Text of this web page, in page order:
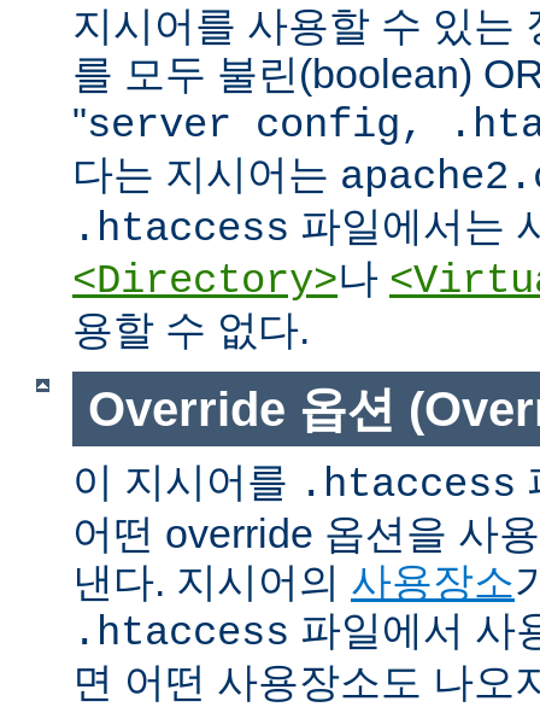
지시어를 사용할 수 있는
를 모두 불린(boolean)
"server config,
다는 지시어는
.htaccess 파일에서는
<Directory>나
용할 수 없다.
Override 옵션
이 지시어를 .htaccess
어떤 override 옵션을 사
낸다. 지시어의 사용장소
.htaccess 파일에서 사
면 어떤 사용장소도 나오